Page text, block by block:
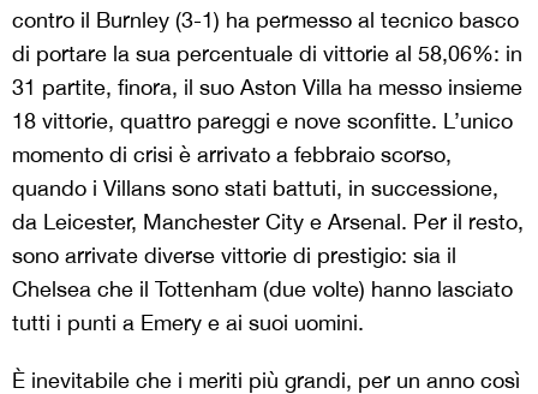
contro il Burnley (3-1) ha permesso al tecnico basco
di portare la sua percentuale di vittorie al 58,06%: in
31 partite, finora, il suo Aston Villa ha messo insieme
18 vittorie, quattro pareggi e nove sconfitte. L’unico
momento di crisi è arrivato a febbraio scorso,
quando i Villans sono stati battuti, in successione,
da Leicester, Manchester City e Arsenal. Per il resto,
sono arrivate diverse vittorie di prestigio: sia il
Chelsea che il Tottenham (due volte) hanno lasciato
tutti i punti a Emery e ai suoi uomini.
È inevitabile che i meriti più grandi, per un anno così